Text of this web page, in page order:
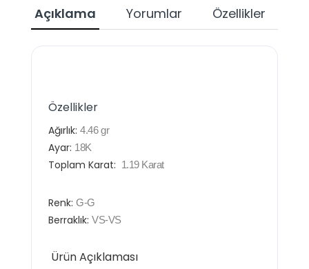
Açıklama Yorumlar Özellikler
Özellikler
Ağırlık: 4.46 gr
Ayar: 18K
Toplam Karat: 1.19 Karat
Renk: G-G
Berraklık: VS-VS
Ürün Açıklaması